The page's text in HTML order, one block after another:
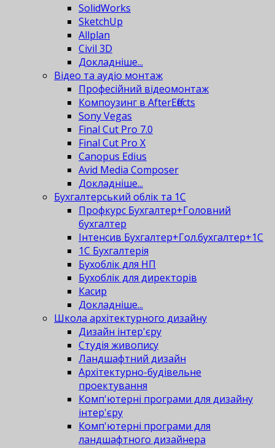
SolidWorks
SketchUp
Allplan
Civil 3D
Докладніше...
Відео та аудіо монтаж
Професійний відеомонтаж
Компоузинг в AfterEffects
Sony Vegas
Final Cut Pro 7.0
Final Cut Pro X
Canopus Edius
Avid Media Composer
Докладніше...
Бухгалтерський облік та 1С
Профкурс Бухгалтер+Головний
бухгалтер
Інтенсив Бухгалтер+Гол.бухгалтер+1С
1С Бухгалтерія
Бухоблік для НП
Бухоблік для директорів
Касир
Докладніше...
Школа архітектурного дизайну
Дизайн інтер'єру
Студія живопису
Ландшафтний дизайн
Архітектурно-будівельне
проектування
Комп'ютерні програми для дизайну
інтер'єру
Комп'ютерні програми для
ландшафтного дизайнера